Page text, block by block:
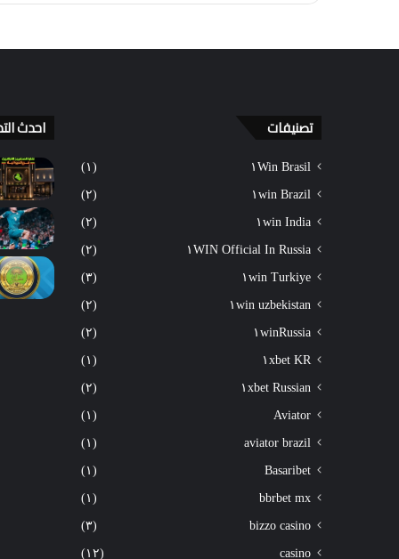
تصنيفات
١Win Brasil (١)
١win Brazil (٢)
١win India (٢)
١WIN Official In Russia (٢)
١win Turkiye (٣)
١win uzbekistan (٢)
١winRussia (٢)
١xbet KR (١)
١xbet Russian (٢)
Aviator (١)
aviator brazil (١)
Basaribet (١)
bbrbet mx (١)
bizzo casino (٣)
casino (١٢)
احدث